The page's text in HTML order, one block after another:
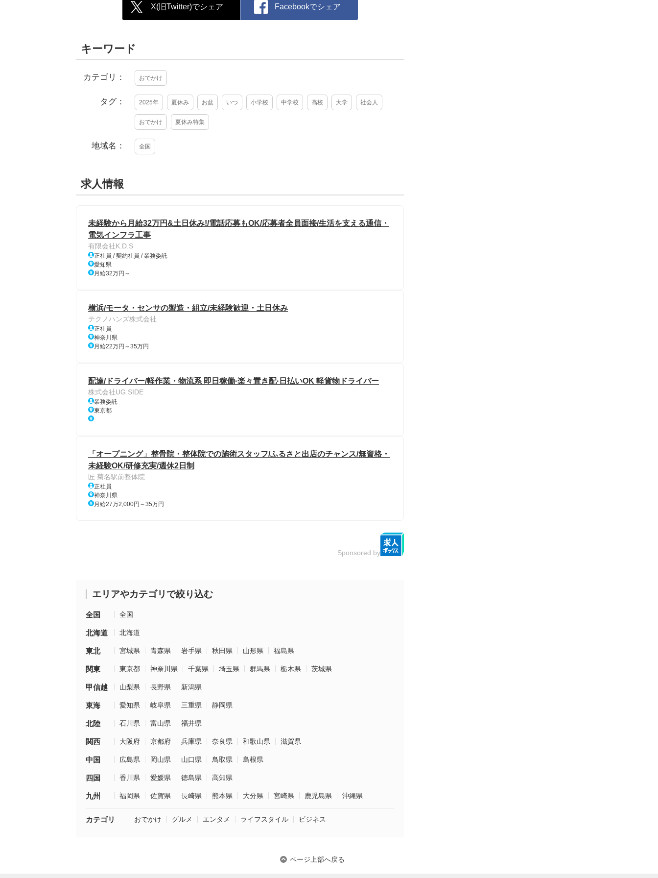
X(旧Twitter)でシェア Facebookでシェア
キーワード
カテゴリ： おでかけ
タグ： 2025年 夏休み お盆 いつ 小学校 中学校 高校 大学 社会人
おでかけ 夏休み特集
地域名： 全国
求人情報
未経験から月給32万円&土日休み!/電話応募もOK/応募者全員面接/生活を支える通信・
電気インフラ工事
有限会社K.D.S
正社員 / 契約社員 / 業務委託
愛知県
月給32万円～
横浜/モータ・センサの製造・組立/未経験歓迎・土日休み
テクノハンズ株式会社
正社員
神奈川県
月給22万円～35万円
配達/ドライバー/軽作業・物流系 即日稼働·楽々置き配·日払いOK 軽貨物ドライバー
株式会社UG SIDE
業務委託
東京都
「オープニング」整骨院・整体院での施術スタッフ/ふるさと出店のチャンス/無資格・
未経験OK/研修充実/週休2日制
匠 菊名駅前整体院
正社員
神奈川県
月給27万2,000円～35万円
Sponsored by
エリアやカテゴリで絞り込む
全国 全国
北海道 北海道
東北 宮城県 青森県 岩手県 秋田県 山形県 福島県
関東 東京都 神奈川県 千葉県 埼玉県 群馬県 栃木県 茨城県
甲信越 山梨県 長野県 新潟県
東海 愛知県 岐阜県 三重県 静岡県
北陸 石川県 富山県 福井県
関西 大阪府 京都府 兵庫県 奈良県 和歌山県 滋賀県
中国 広島県 岡山県 山口県 鳥取県 島根県
四国 香川県 愛媛県 徳島県 高知県
九州 福岡県 佐賀県 長崎県 熊本県 大分県 宮崎県 鹿児島県 沖縄県
カテゴリ おでかけ グルメ エンタメ ライフスタイル ビジネス
ページ上部へ戻る